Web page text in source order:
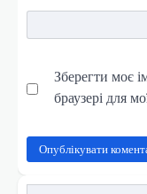
Зберегти моє
браузері для